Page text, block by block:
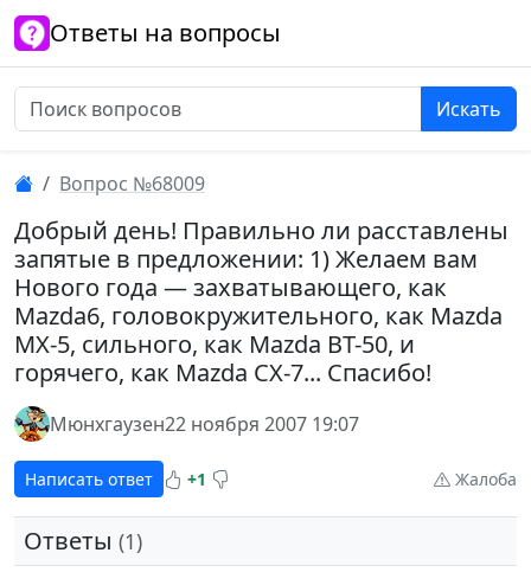
Ответы на вопросы
Искать
Вопрос №68009
Добрый день! Правильно ли расставлены
запятые в предложении: 1) Желаем вам
Нового года — захватывающего, как
Mazda6, головокружительного, как Mazda
MX-5, сильного, как Mazda BT-50, и
горячего, как Mazda CX-7... Спасибо!
Мюнхгаузен22 ноября 2007 19:07
Написать ответ +1 Жалоба
Ответы (1)